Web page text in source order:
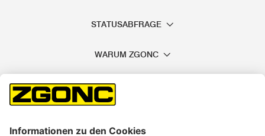
STATUSABFRAGE
WARUM ZGONC